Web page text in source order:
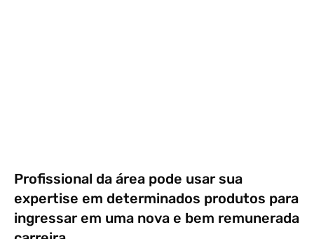
Profissional da área pode usar sua
expertise em determinados produtos para
ingressar em uma nova e bem remunerada